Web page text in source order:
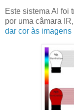
Este sistema AI foi
por uma câmara
dar cor às imagens